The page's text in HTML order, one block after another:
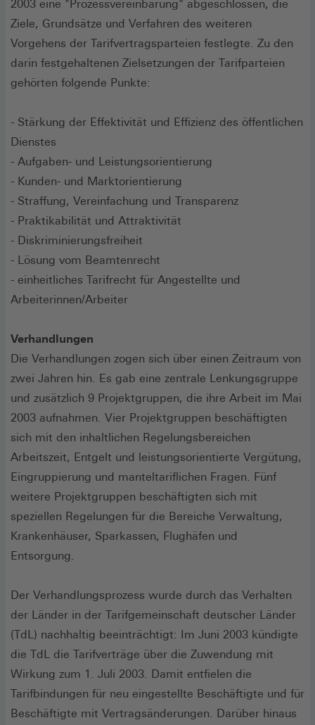
2003 eine "Prozessvereinbarung" abgeschlossen, die
Ziele, Grundsätze und Verfahren des weiteren
Vorgehens der Tarifvertragsparteien festlegte. Zu den
darin festgehaltenen Zielsetzungen der Tarifparteien
gehörten folgende Punkte:
- Stärkung der Effektivität und Effizienz des öffentlichen
Dienstes
- Aufgaben- und Leistungsorientierung
- Kunden- und Marktorientierung
- Straffung, Vereinfachung und Transparenz
- Praktikabilität und Attraktivität
- Diskriminierungsfreiheit
- Lösung vom Beamtenrecht
- einheitliches Tarifrecht für Angestellte und
Arbeiterinnen/Arbeiter
Verhandlungen
Die Verhandlungen zogen sich über einen Zeitraum von
zwei Jahren hin. Es gab eine zentrale Lenkungsgruppe
und zusätzlich 9 Projektgruppen, die ihre Arbeit im Mai
2003 aufnahmen. Vier Projektgruppen beschäftigten
sich mit den inhaltlichen Regelungsbereichen
Arbeitszeit, Entgelt und leistungsorientierte Vergütung,
Eingruppierung und manteltariflichen Fragen. Fünf
weitere Projektgruppen beschäftigten sich mit
speziellen Regelungen für die Bereiche Verwaltung,
Krankenhäuser, Sparkassen, Flughäfen und
Entsorgung.
Der Verhandlungsprozess wurde durch das Verhalten
der Länder in der Tarifgemeinschaft deutscher Länder
(TdL) nachhaltig beeinträchtigt: Im Juni 2003 kündigte
die TdL die Tarifverträge über die Zuwendung mit
Wirkung zum 1. Juli 2003. Damit entfielen die
Tarifbindungen für neu eingestellte Beschäftigte und für
Beschäftigte mit Vertragsänderungen. Darüber hinaus